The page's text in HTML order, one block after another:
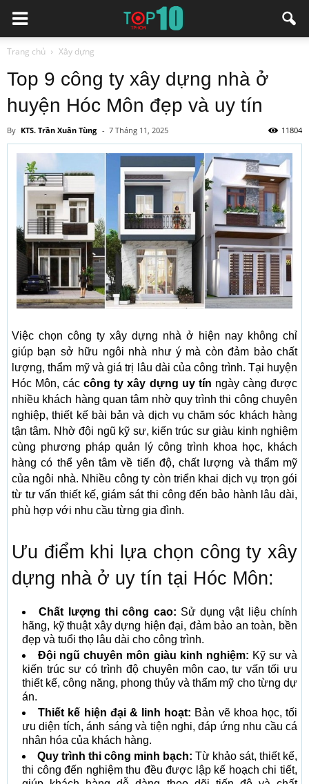
Trang chủ Xây dựng
Top 9 công ty xây dựng nhà ở
huyện Hóc Môn đẹp và uy tín
By KTS. Trần Xuân Tùng - 7 Tháng 11, 2025 11804
Việc chọn công ty xây dựng nhà ở hiện nay không chỉ
giúp bạn sở hữu ngôi nhà như ý mà còn đảm bảo chất
lượng, thẩm mỹ và giá trị lâu dài của công trình. Tại huyện
Hóc Môn, cáccông ty xây dựng uy tín ngày càng được
nhiều khách hàng quan tâm nhờ quy trình thi công chuyên
nghiệp, thiết kế bài bản và dịch vụ chăm sóc khách hàng
tận tâm. Nhờ đội ngũ kỹ sư, kiến trúc sư giàu kinh nghiệm
cùng phương pháp quản lý công trình khoa học, khách
hàng có thể yên tâm về tiến độ, chất lượng và thẩm mỹ
của ngôi nhà. Nhiều công ty còn triển khai dịch vụ trọn gói
từ tư vấn thiết kế, giám sát thi công đến bảo hành lâu dài,
phù hợp với nhu cầu từng gia đình.
Ưu điểm khi lựa chọn công ty xây
dựng nhà ở uy tín tại Hóc Môn:
Chất lượng thi công cao: Sử dụng vật liệu chính
hãng, kỹ thuật xây dựng hiện đại, đảm bảo an toàn, bền
đẹp và tuổi thọ lâu dài cho công trình.
Đội ngũ chuyên môn giàu kinh nghiệm: Kỹ sư và
kiến trúc sư có trình độ chuyên môn cao, tư vấn tối ưu
thiết kế, công năng, phong thủy và thẩm mỹ cho từng dự
án.
Thiết kế hiện đại & linh hoạt: Bản vẽ khoa học, tối
ưu diện tích, ánh sáng và tiện nghi, đáp ứng nhu cầu cá
nhân hóa của khách hàng.
Quy trình thi công minh bạch: Từ khảo sát, thiết kế,
thi công đến nghiệm thu đều được lập kế hoạch chi tiết,